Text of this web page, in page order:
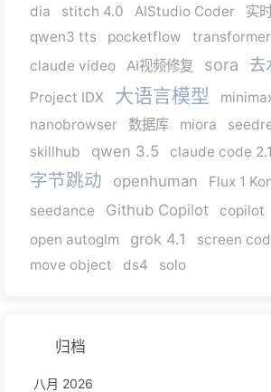
dia stitch 4.0 AIStudio Coder
实
qwen3 tts
pocketflow transformer
claude video
AI视频修复 sora 去
Project IDX 大语言模型
nanobrowser
数据库 miora
skillhub
qwen 3.5 claude code 2.1
字节跳动 openhuman Flux 1
seedance
Github Copilot copilot
open autoglm
grok 4.1 screen
move object ds4 solo
归档
八月 2026